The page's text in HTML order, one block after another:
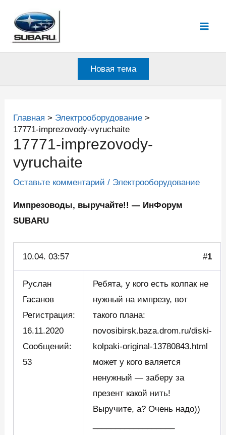
содержимому
Новая тема
Главная
Электрооборудование
17771-imprezovody-vyruchaite
17771-imprezovody-
vyruchaite
Оставьте комментарий / Электрооборудование
Импрезоводы, выручайте!! — ИнФорум
SUBARU
10.04. 03:57 #1
Руслан
Гасанов
Регистрация:
16.11.2020
Сообщений:
53
Ребята, у кого есть колпак не
нужный на импрезу, вот
такого плана:
novosibirsk.baza.drom.ru/diski-
kolpaki-original-13780843.html
может у кого валяется
ненужный — заберу за
презент какой нить!
Выручите, а? Очень надо))